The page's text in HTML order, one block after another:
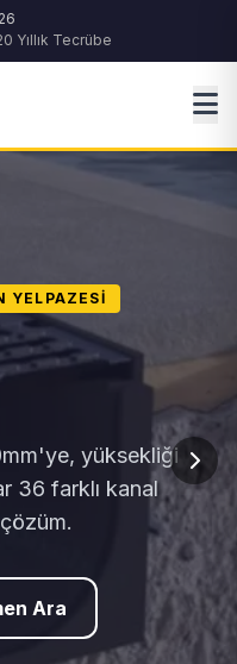
Yıllık Tecrübe
YELPAZESI
yüksekliği
36 farklı kanal
Ara